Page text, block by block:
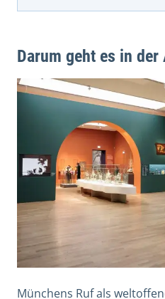
Darum geht es in
Münchens Ruf als